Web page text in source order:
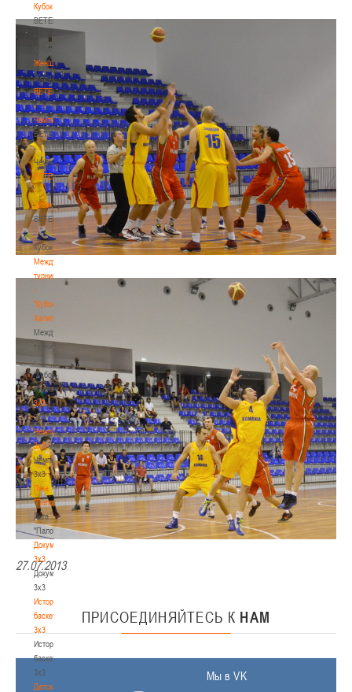
Кубок
BETERA
Кубок
Женщины
Женщины
BETERA
-
Чемпионат
BETERA
-
Чемпионат
BETERA
-
Кубок
BETERA
-
Кубок
Международный
турнир
-
"Кубок
Халипского"
Международный
турнир
-
"Кубок
Халипского"
3x3
3x3
Чемпионат
3х3
Чемпионат
3х3
Лига
"Палова"
Лига
"Палова"
Документы
3х3
Документы
3х3
История
баскетбола
3х3
История
баскетбола
3х3
Детская
27.07.2013
ПРИСОЕДИНЯЙТЕСЬ К НАМ
Мы в VK